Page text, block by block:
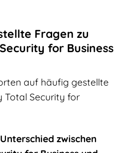
Fragen zu
for Business
auf häufig gestellte
Total Security for
zwischen